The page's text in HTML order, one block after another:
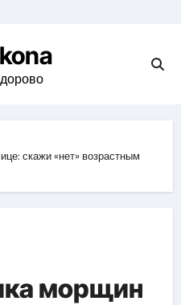
скажи «нет» возрастным
морщин